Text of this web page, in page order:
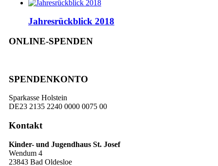
Jahresrückblick 2018
ONLINE-SPENDEN
SPENDENKONTO
Sparkasse Holstein
DE23 2135 2240 0000 0075 00
Kontakt
Kinder- und Jugendhaus St. Josef
Wendum 4
23843 Bad Oldesloe